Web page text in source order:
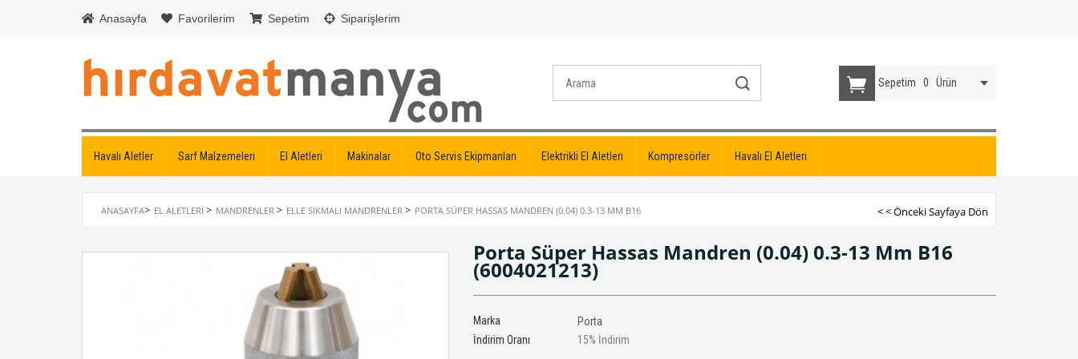
Anasayfa Favorilerim Sepetim Siparişlerim
Sepetim 0 Ürün
Havalı Aletler Sarf Malzemeleri El Aletleri Makinalar Oto Servis Ekipmanları Elektrikli El Aletleri Kompresörler Havalı El Aletleri
ANASAYFA> EL ALETLERI > MANDRENLER > ELLE SIKMALI MANDRENLER > PORTA SÜPER HASSAS MANDREN (0.04) 0.3-13 MM B16 < < Önceki Sayfaya Dön
Porta Süper Hassas Mandren (0.04) 0.3-13 Mm B16
(6004021213)
Marka
Porta
İndirim Oranı
%
15 İndirim